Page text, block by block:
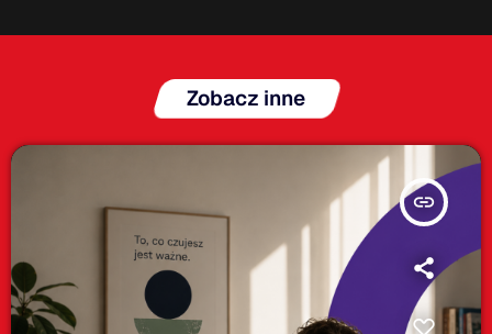
Zobacz inne
insert_link